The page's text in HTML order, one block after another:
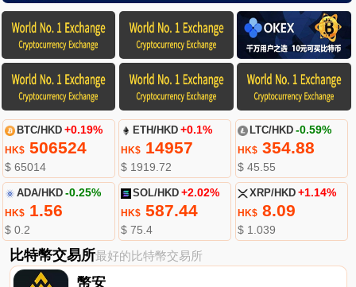
BTC/HKD +0.19%
HK$506524
$ 65014
ETH/HKD +0.1%
HK$ 14957
$ 1919.72
LTC/HKD -0.59%
HK$354.88
$ 45.55
ADA/HKD -0.25%
HK$1.56
$ 0.2
SOL/HKD +2.02%
HK$ 587.44
$ 75.4
XRP/HKD +1.14%
HK$8.09
$ 1.039
比特幣交易所最好的比特幣交易所
幣安